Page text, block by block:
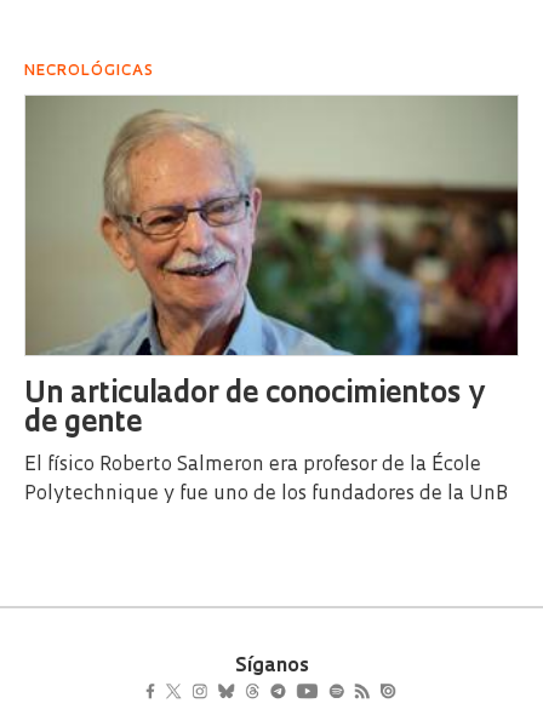
NECROLÓGICAS
Un articulador de conocimientos y
de gente
El físico Roberto Salmeron era profesor de la École
Polytechnique y fue uno de los fundadores de la UnB
Síganos